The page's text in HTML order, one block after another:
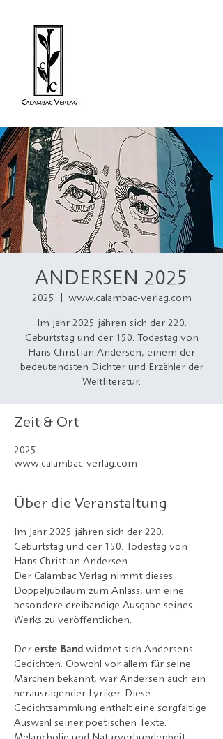
ANDERSEN 2025
2025 www.calambac-verlag.com
Im Jahr 2025 jähren sich der 220.
Geburtstag und der 150. Todestag von
Hans Christian Andersen, einem der
bedeutendsten Dichter und Erzähler der
Weltliteratur.
Zeit & Ort
2025
www.calambac-verlag.com
Über die Veranstaltung
Im Jahr 2025 jähren sich der 220.
Geburtstag und der 150. Todestag von
Hans Christian Andersen.
Der Calambac Verlag nimmt dieses
Doppeljubiläum zum Anlass, um eine
besondere dreibändige Ausgabe seines
Werks zu veröffentlichen.
Der erste Band widmet sich Andersens
Gedichten. Obwohl vor allem für seine
Märchen bekannt, war Andersen auch ein
herausragender Lyriker. Diese
Gedichtsammlung enthält eine sorgfältige
Auswahl seiner poetischen Texte.